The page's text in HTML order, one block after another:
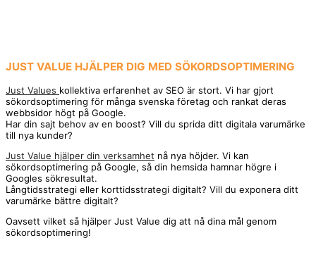
JUST VALUE HJÄLPER DIG MED SÖKORDSOPTIMERING
Just Values kollektiva erfarenhet av SEO är stort. Vi har gjort
sökordsoptimering för många svenska företag och rankat deras
webbsidor högt på Google.
Har din sajt behov av en boost? Vill du sprida ditt digitala varumärke
till nya kunder?
Just Value hjälper din verksamhet nå nya höjder. Vi kan
sökordsoptimering på Google, så din hemsida hamnar högre i
Googles sökresultat.
Långtidsstrategi eller korttidsstrategi digitalt? Vill du exponera ditt
varumärke bättre digitalt?
Oavsett vilket så hjälper Just Value dig att nå dina mål genom
sökordsoptimering!